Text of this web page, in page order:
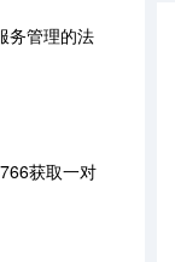
务管理的法
获取一对